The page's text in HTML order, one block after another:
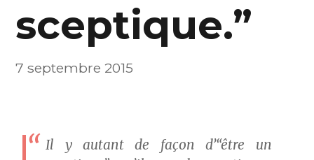
sceptique.”
7 septembre 2015
Il y autant de façon d’“être un